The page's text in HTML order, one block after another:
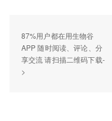
87%用户都在用生物谷
APP 随时阅读、评论、分
享交流 请扫描二维码下载-
>